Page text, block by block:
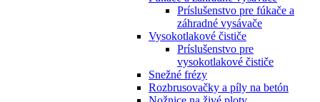
Príslušenstvo pre fúkače a
záhradné vysávače
Vysokotlakové čističe
Príslušenstvo pre
vysokotlakové čističe
Snežné frézy
Rozbrusovačky a píly na betón